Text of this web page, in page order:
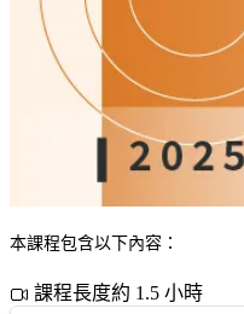
本課程包含以下內容：
課程長度約 1.5 小時